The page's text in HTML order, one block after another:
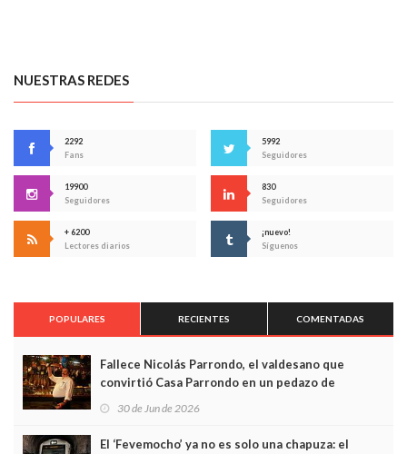
NUESTRAS REDES
2292
Fans
5992
Seguidores
19900
Seguidores
830
Seguidores
+ 6200
Lectores diarios
¡nuevo!
Síguenos
POPULARES RECIENTES COMENTADAS
Fallece Nicolás Parrondo, el valdesano que
convirtió Casa Parrondo en un pedazo de
Asturias en Madrid
30 de Jun de 2026
El ‘Fevemocho’ ya no es solo una chapuza: el